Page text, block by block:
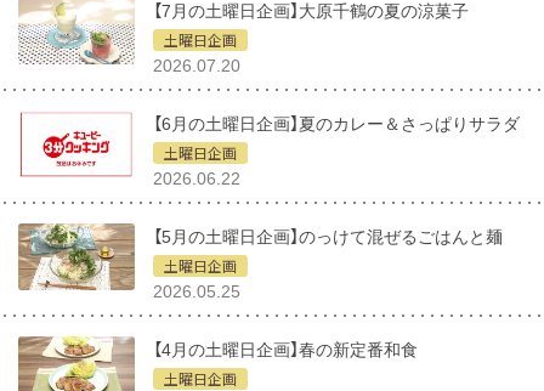
【7月の土曜日企画】大原千鶴の夏の涼菓子
土曜日企画
2026.07.20
【6月の土曜日企画】夏のカレー＆さっぱりサラダ
土曜日企画
2026.06.22
【5月の土曜日企画】のっけて混ぜるごはんと麺
土曜日企画
2026.05.25
【4月の土曜日企画】春の新定番和食
土曜日企画